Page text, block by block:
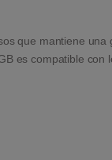
que mantiene
es compatible con